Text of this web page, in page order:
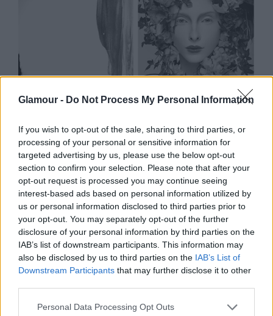
Glamour - Do Not Process My Personal Information
If you wish to opt-out of the sale, sharing to third parties, or
processing of your personal or sensitive information for
targeted advertising by us, please use the below opt-out
section to confirm your selection. Please note that after your
opt-out request is processed you may continue seeing
interest-based ads based on personal information utilized by
us or personal information disclosed to third parties prior to
your opt-out. You may separately opt-out of the further
disclosure of your personal information by third parties on the
IAB’s list of downstream participants. This information may
also be disclosed by us to third parties on the IAB’s List of
Downstream Participants that may further disclose it to other
Please note that this website/app uses one or more Google
Personal Data Processing Opt Outs
DIVAT
Tehetséges művészek és designerek
jelentkezését várja az ArtConscious!
GLAMOUR HOROSZKÓP
Magánéleted és anyagi helyzeted
sem lesz rendben - Egymondatos
horoszkóp - szeptember 9. vasárnap